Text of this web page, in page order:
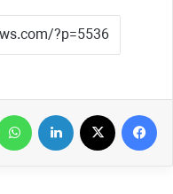
فیس بوک لینکدین